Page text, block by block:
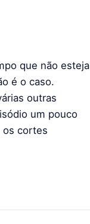
que não esteja
é o caso.
outras
um pouco
os cortes